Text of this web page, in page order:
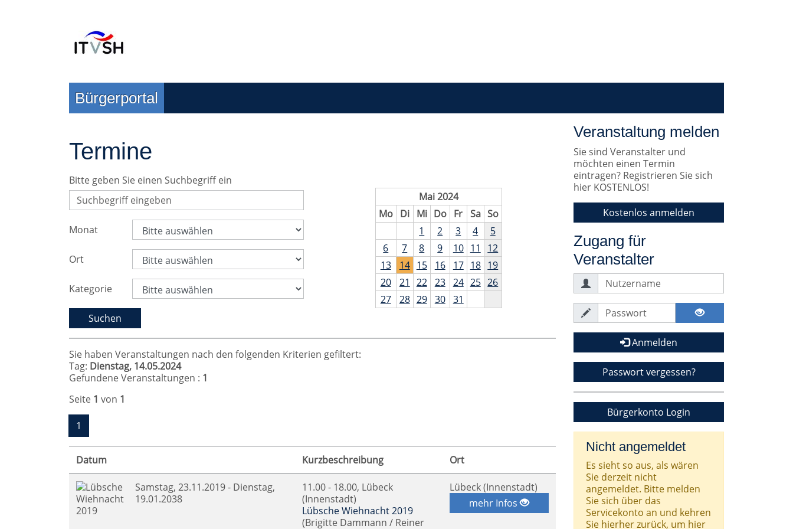
Bürgerportal
Termine
Mai 2024
Mo
Di Mi Do Fr Sa So
1
2 3 4
5
6
7 8 9 10 11
12
13
14 15 16 17 18 19
20
21 22 23 24 25 26
27
28 29 30 31
Bitte geben Sie einen Suchbegriff ein
Monat
Ort
Kategorie
Sie haben Veranstaltungen nach den folgenden Kriterien gefiltert:
Tag: Dienstag, 14.05.2024
Gefundene Veranstaltungen : 1
Seite 1 von 1
1
Datum Kurzbeschreibung Ort
Samstag, 23.11.2019 - Dienstag,
19.01.2038
11.00 - 18.00, Lübeck
(Innenstadt)
Lübsche Wiehnacht 2019
(Brigitte Dammann / Reiner
Lübeck (Innenstadt)
mehr Infos
Veranstaltung melden
Sie sind Veranstalter und
möchten einen Termin
eintragen? Registrieren Sie sich
hier KOSTENLOS!
Kostenlos anmelden
Zugang für
Veranstalter
Anmelden
Passwort vergessen?
Bürgerkonto Login
Nicht angemeldet
Es sieht so aus, als wären
Sie derzeit nicht
angemeldet. Bitte melden
Sie sich über das
Servicekonto an und kehren
Sie hierher zurück, um hier